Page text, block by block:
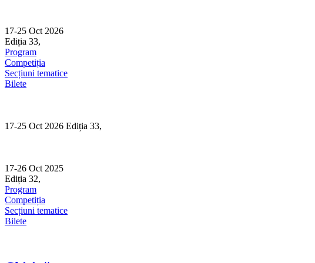
content
17-25 Oct 2026
Ediția 33,
Program
Competiția
Secțiuni tematice
Bilete
17-25 Oct 2026 Ediția 33,
17-26 Oct 2025
Ediția 32,
Program
Competiția
Secțiuni tematice
Bilete